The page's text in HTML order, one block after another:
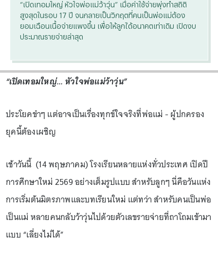
“เปิดเทอมใหญ่ หัวใจพ่อแม่ว้าวุ่น” เมื่อค่าใช้จ่ายพุ่งทำสถิติ
สูงสุดในรอบ 17 ปี จนกลายเป็นวิกฤตที่คนเป็นพ่อแม่ต้อง
ยอมเฉือนเนื้อจ่ายแพงขึ้น เพื่อให้ลูกได้อนาคตเท่าเดิม เปิดงบ
ประมาณรายจ่ายล่าสุด
“เปิดเทอมใหญ่... หัวใจพ่อแม่ว้าวุ่น”
ประโยคขำๆ แต่อาจเป็นเรื่องทุกข์ใจจริงที่พ่อแม่ - ผู้ปกครอง
ยุคนี้ต้องเผชิญ
เช้าวันนี้ (14 พฤษภาคม) โรงเรียนหลายแห่งทั่วประเทศ เปิดปี
การศึกษาใหม่ 2569 อย่างเต็มรูปแบบ สำหรับลูกๆ นี่คือวันแห่ง
การเริ่มต้นมิตรภาพและบทเรียนใหม่ แต่ทว่า สำหรับคนเป็นพ่อ
เป็นแม่ หลายคนกลับว้าวุ่นไปด้วยตัวเลขรายจ่ายที่ถาโถมเข้ามา
แบบ “เลี่ยงไม่ได้”